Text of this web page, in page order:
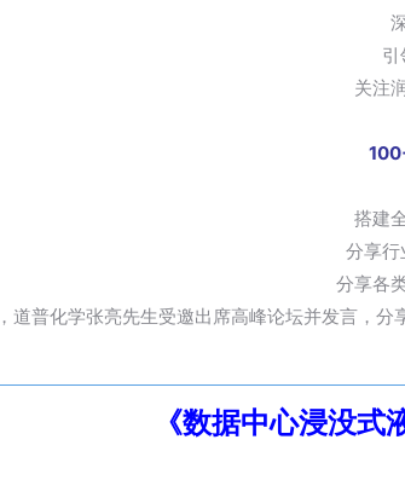
引
关注
搭建
分享行
分享各
道普化学张亮先生受邀出席高峰论坛并发言，分
《数据中心浸没式